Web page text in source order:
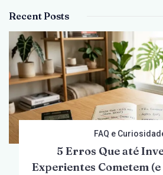
Recent Posts
FAQ e
5 Erros Que até
Experientes Cometem